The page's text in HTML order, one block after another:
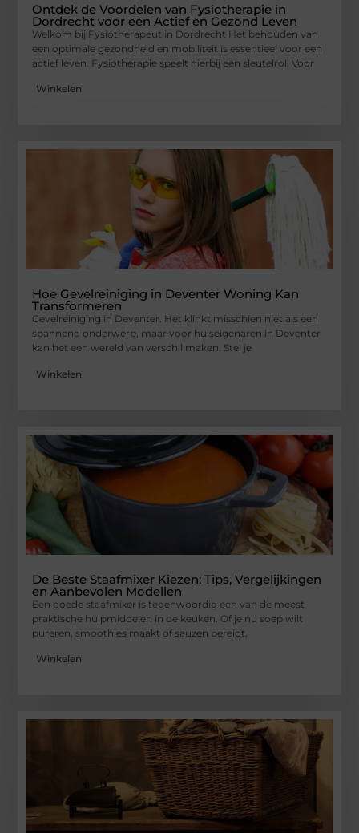
Ontdek de Voordelen van Fysiotherapie in
Dordrecht voor een Actief en Gezond Leven
Welkom bij Fysiotherapeut in Dordrecht Het behouden van
een optimale gezondheid en mobiliteit is essentieel voor een
actief leven. Fysiotherapie speelt hierbij een sleutelrol. Voor
Winkelen
Hoe Gevelreiniging in Deventer Woning Kan
Transformeren
Gevelreiniging in Deventer. Het klinkt misschien niet als een
spannend onderwerp, maar voor huiseigenaren in Deventer
kan het een wereld van verschil maken. Stel je
Winkelen
De Beste Staafmixer Kiezen: Tips, Vergelijkingen
en Aanbevolen Modellen
Een goede staafmixer is tegenwoordig een van de meest
praktische hulpmiddelen in de keuken. Of je nu soep wilt
pureren, smoothies maakt of sauzen bereidt,
Winkelen